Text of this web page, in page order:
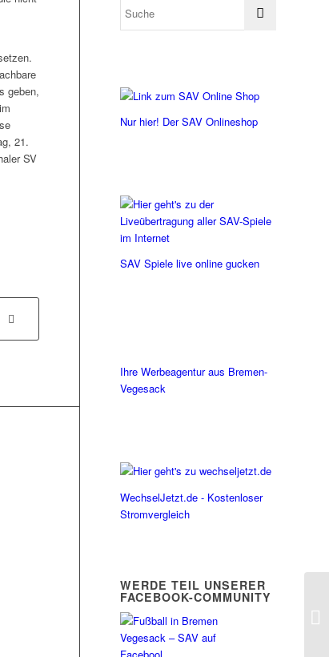
geben,
21.
SV
Nur hier! Der SAV Onlineshop
SAV Spiele live online gucken
Ihre Werbeagentur aus Bremen-
Vegesack
WechselJetzt.de - Kostenloser
Stromvergleich
WERDE TEIL UNSERER
FACEBOOK-COMMUNITY